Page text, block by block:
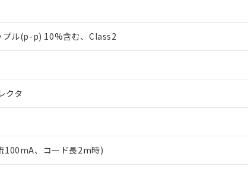
プル(p-p) 10%含む、Class2
クタ
100mA、コード長2m時)